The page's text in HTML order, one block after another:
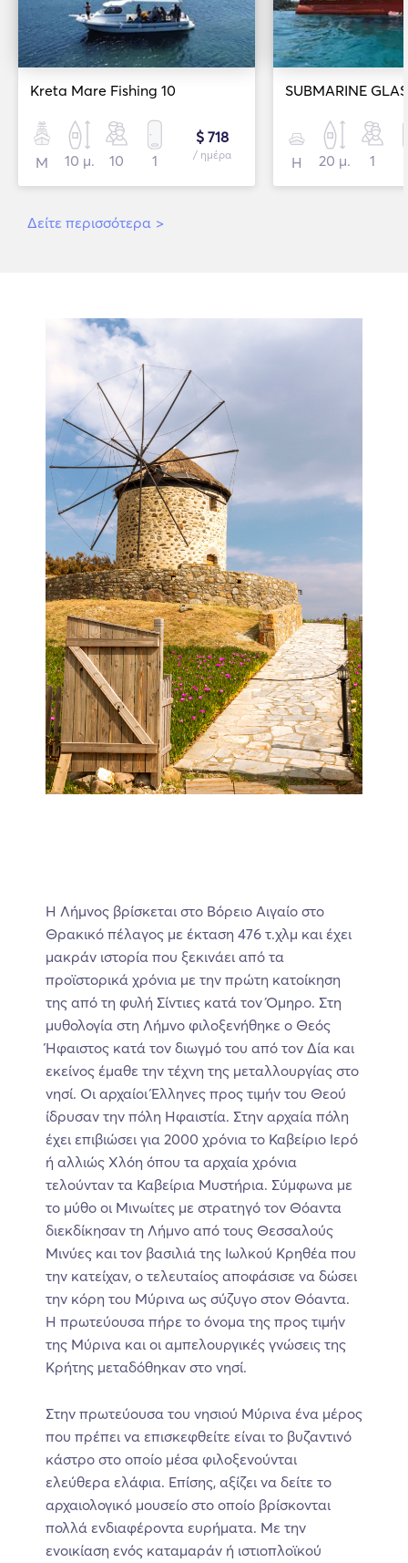
Kreta Mare Fishing 10
Μ 10 μ. 10 1
$ 718
/ ημέρα
SUBMARINE
Η 20 μ. 1
Δείτε περισσότερα >
Η Λήμνος βρίσκεται στο Βόρειο Αιγαίο στο
Θρακικό πέλαγος με έκταση 476 τ.χλμ και έχει
μακράν ιστορία που ξεκινάει από τα
προϊστορικά χρόνια με την πρώτη κατοίκηση
της από τη φυλή Σίντιες κατά τον Όμηρο. Στη
μυθολογία στη Λήμνο φιλοξενήθηκε ο Θεός
Ήφαιστος κατά τον διωγμό του από τον Δία και
εκείνος έμαθε την τέχνη της μεταλλουργίας στο
νησί. Οι αρχαίοι Έλληνες προς τιμήν του Θεού
ίδρυσαν την πόλη Ηφαιστία. Στην αρχαία πόλη
έχει επιβιώσει για 2000 χρόνια το Καβείριο Ιερό
ή αλλιώς Χλόη όπου τα αρχαία χρόνια
τελούνταν τα Καβείρια Μυστήρια. Σύμφωνα με
το μύθο οι Μινωίτες με στρατηγό τον Θόαντα
διεκδίκησαν τη Λήμνο από τους Θεσσαλούς
Μινύες και τον βασιλιά της Ιωλκού Κρηθέα που
την κατείχαν, ο τελευταίος αποφάσισε να δώσει
την κόρη του Μύρινα ως σύζυγο στον Θόαντα.
Η πρωτεύουσα πήρε το όνομα της προς τιμήν
της Μύρινα και οι αμπελουργικές γνώσεις της
Κρήτης μεταδόθηκαν στο νησί.
Στην πρωτεύουσα του νησιού Μύρινα ένα μέρος
που πρέπει να επισκεφθείτε είναι το βυζαντινό
κάστρο στο οποίο μέσα φιλοξενούνται
ελεύθερα ελάφια. Επίσης, αξίζει να δείτε το
αρχαιολογικό μουσείο στο οποίο βρίσκονται
πολλά ενδιαφέροντα ευρήματα. Με την
ενοικίαση ενός καταμαράν ή ιστιοπλοϊκού